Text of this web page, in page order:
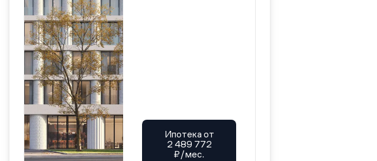
Ипотека от
2 489 772
₽/мес.